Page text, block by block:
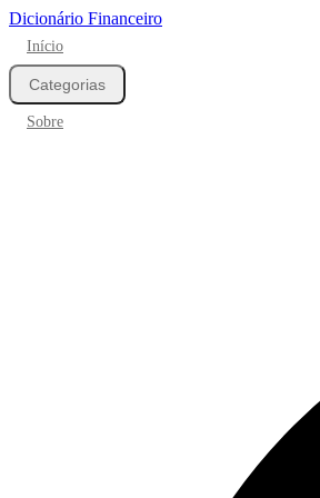
Dicionário Financeiro
Início
Categorias
Sobre